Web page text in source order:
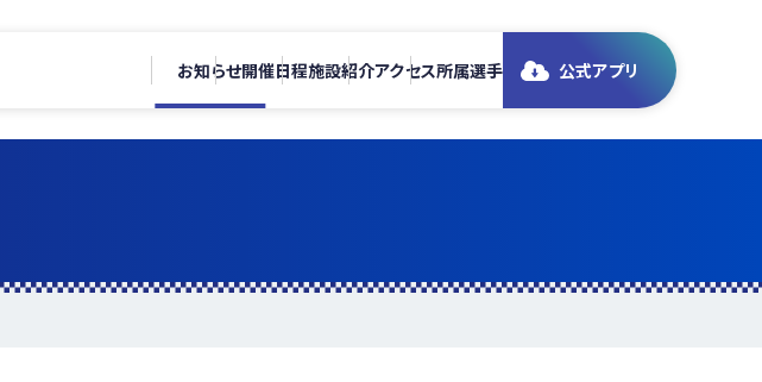
お知らせ開催日程施設紹介アクセス所属選手 公式アプリ